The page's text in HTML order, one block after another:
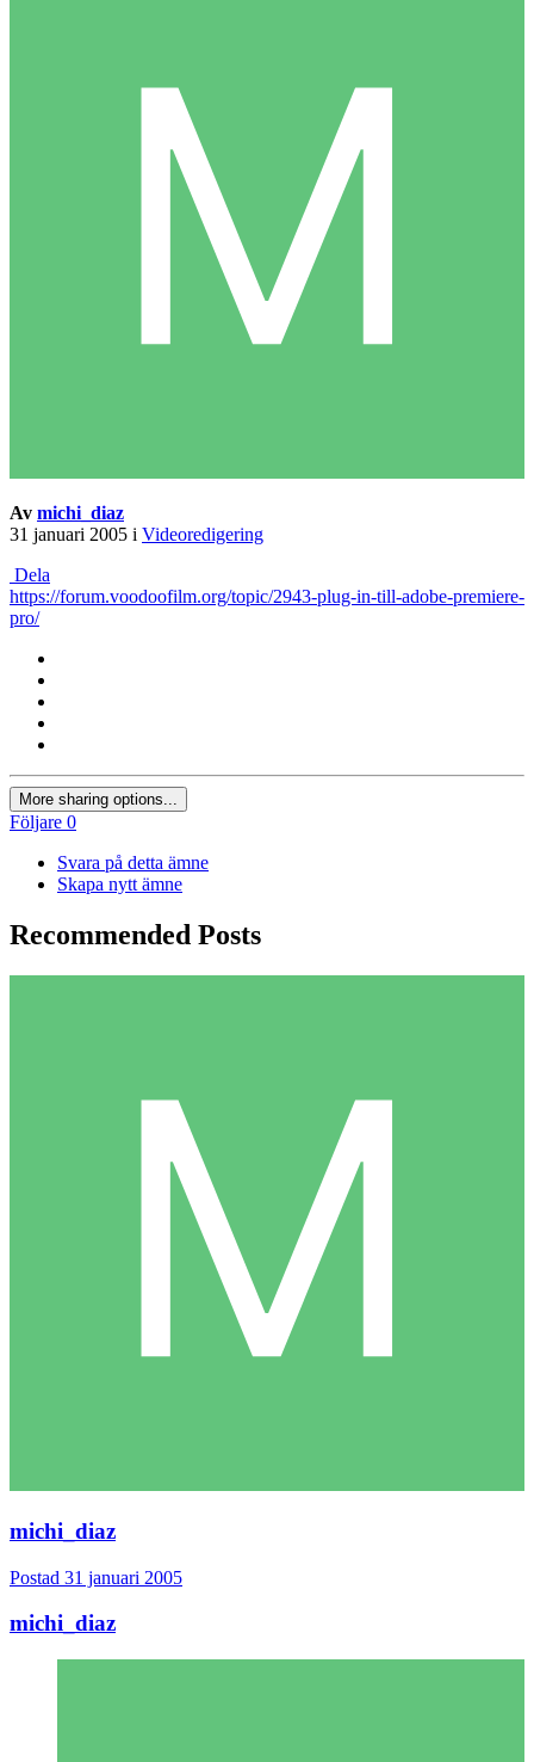
Av michi_diaz
31 januari 2005 i Videoredigering
Dela
https://forum.voodoofilm.org/topic/2943-plug-in-till-adobe-premiere-
pro/
More sharing options...
Följare 0
Svara på detta ämne
Skapa nytt ämne
Recommended Posts
michi_diaz
Postad 31 januari 2005
michi_diaz